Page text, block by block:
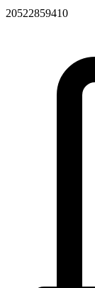
20522859410